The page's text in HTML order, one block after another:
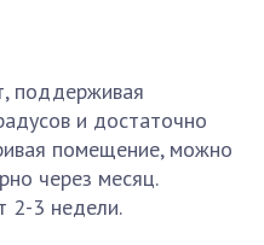
поддерживая
и достаточно
помещение, можно
через месяц.
2-3 недели.